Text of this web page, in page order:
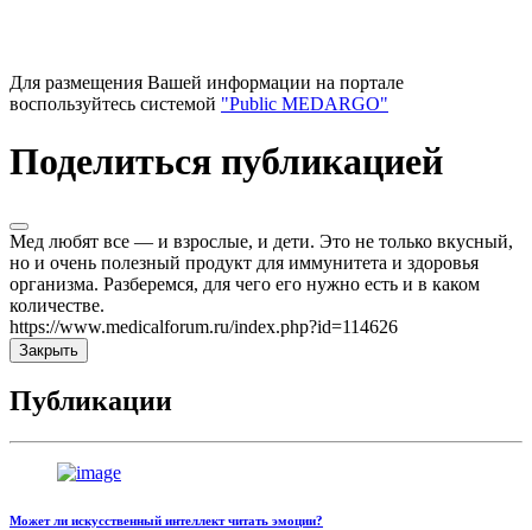
Для размещения Вашей информации на портале
воспользуйтесь системой "Public MEDARGO"
Поделиться публикацией
Мед любят все — и взрослые, и дети. Это не только вкусный,
но и очень полезный продукт для иммунитета и здоровья
организма. Разберемся, для чего его нужно есть и в каком
количестве.
https://www.medicalforum.ru/index.php?id=114626
Закрыть
Публикации
Может ли искусственный интеллект читать эмоции?